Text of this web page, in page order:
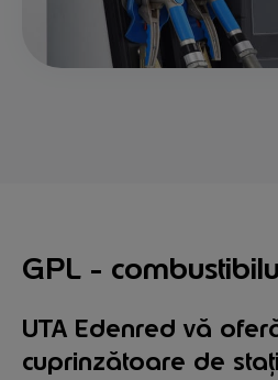
GPL -
UTA Edenred vă
cuprinzătoare de